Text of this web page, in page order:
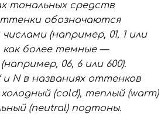
тональных средств
обозначаются
(например, 01, 1 или
как более темные —
06, 6 или 600).
и N в названиях оттенков
(cold), теплый (warm)
(neutral) подтоны.